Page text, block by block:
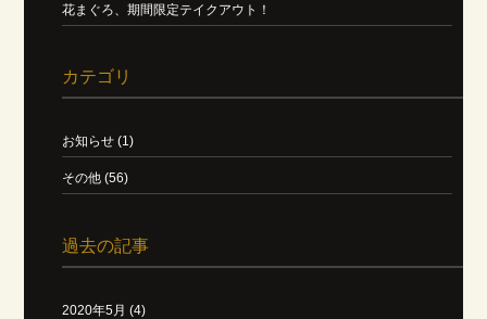
花まぐろ、期間限定テイクアウト！
カテゴリ
お知らせ (1)
その他 (56)
過去の記事
2020年5月 (4)